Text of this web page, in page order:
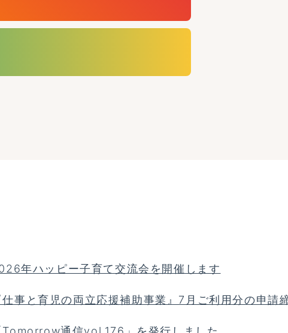
年ハッピー子育て交流会を開催します
仕事と育児の両立応援補助事業』7月ご利用分の申請